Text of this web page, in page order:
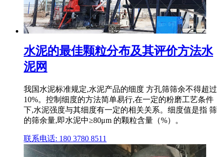
水泥的最佳颗粒分布及其评价方法水
泥网
我国水泥标准规定,水泥产品的细度 方孔筛筛余不得超过
10%。控制细度的方法简单易行,在一定的粉磨工艺条件
下,水泥强度与其细度有一定的相关关系。细度值是指 筛
的筛余量,即水泥中≥80μm 的颗粒含量（%）。
联系电话: 180 3780 8511